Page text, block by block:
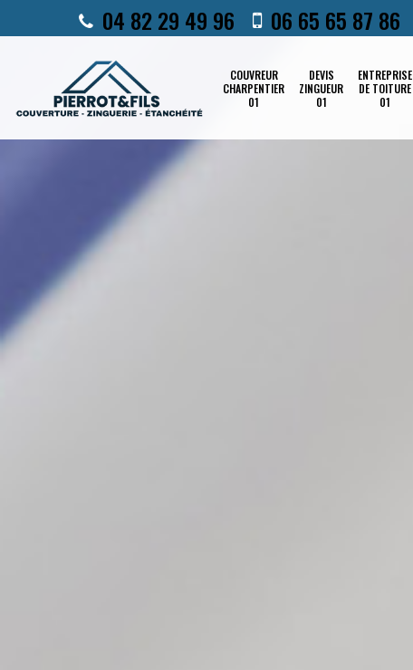
04 82 29 49 96 06 65 65 87 86
COUVREUR
CHARPENTIER
01
DEVIS
ZINGUEUR
01
ENTREPRISE
DE TOITURE
01